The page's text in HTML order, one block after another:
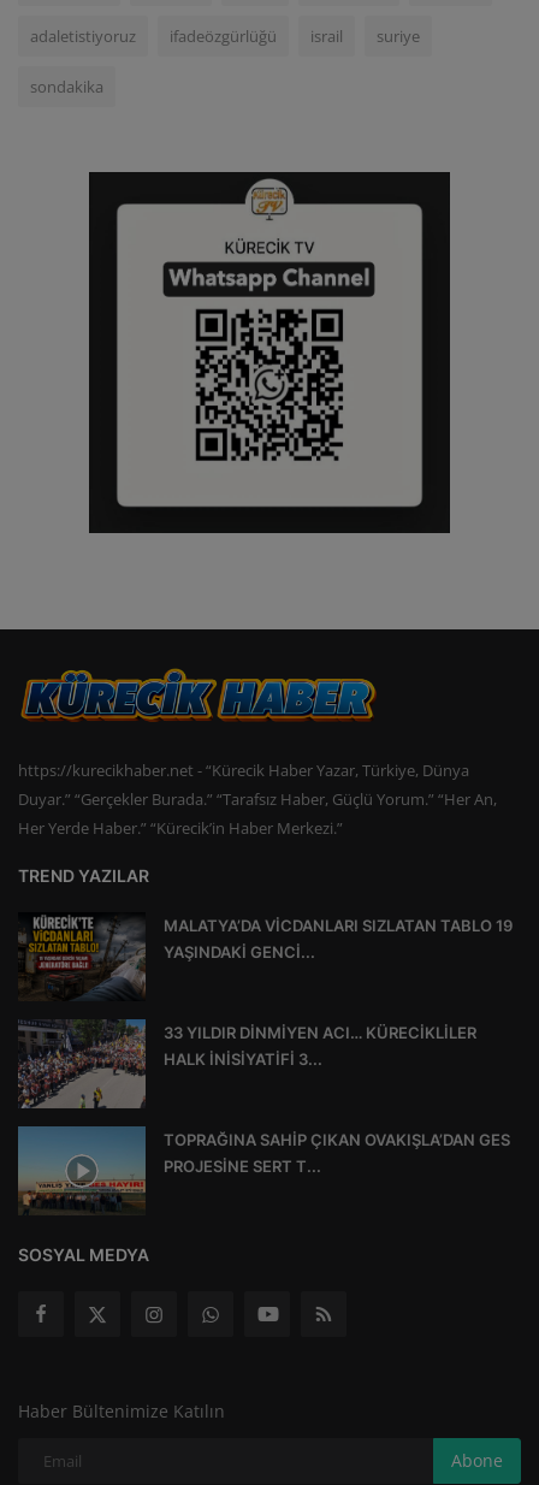
adaletistiyoruz ifadeözgürlüğü israil suriye
sondakika
https://kurecikhaber.net - “Kürecik Haber Yazar, Türkiye, Dünya
Duyar.” “Gerçekler Burada.” “Tarafsız Haber, Güçlü Yorum.” “Her An,
Her Yerde Haber.” “Kürecik’in Haber Merkezi.”
TREND YAZILAR
MALATYA’DA VİCDANLARI SIZLATAN TABLO 19
YAŞINDAKİ GENCİ...
33 YILDIR DİNMİYEN ACI… KÜRECİKLİLER
HALK İNİSİYATİFİ 3...
TOPRAĞINA SAHİP ÇIKAN OVAKIŞLA’DAN GES
PROJESİNE SERT T...
SOSYAL MEDYA
Haber Bültenimize Katılın
Abone